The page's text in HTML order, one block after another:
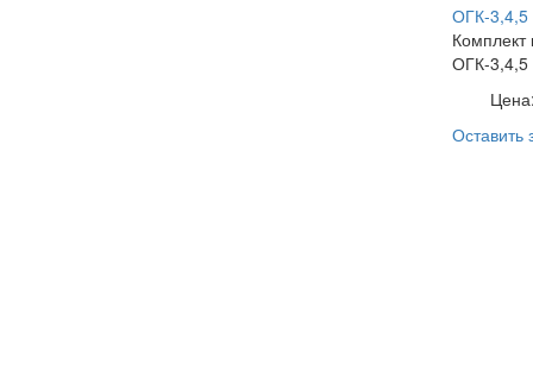
Комплект
ОГК-3,4,5
Оставить